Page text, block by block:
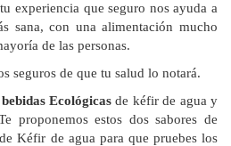
experiencia que seguro nos ayuda a
sana, con una alimentación mucho
de las personas.
seguros de que tu salud lo notará.
bebidas Ecológicas de kéfir de agua y
proponemos estos dos sabores de
de Kéfir de agua para que pruebes los